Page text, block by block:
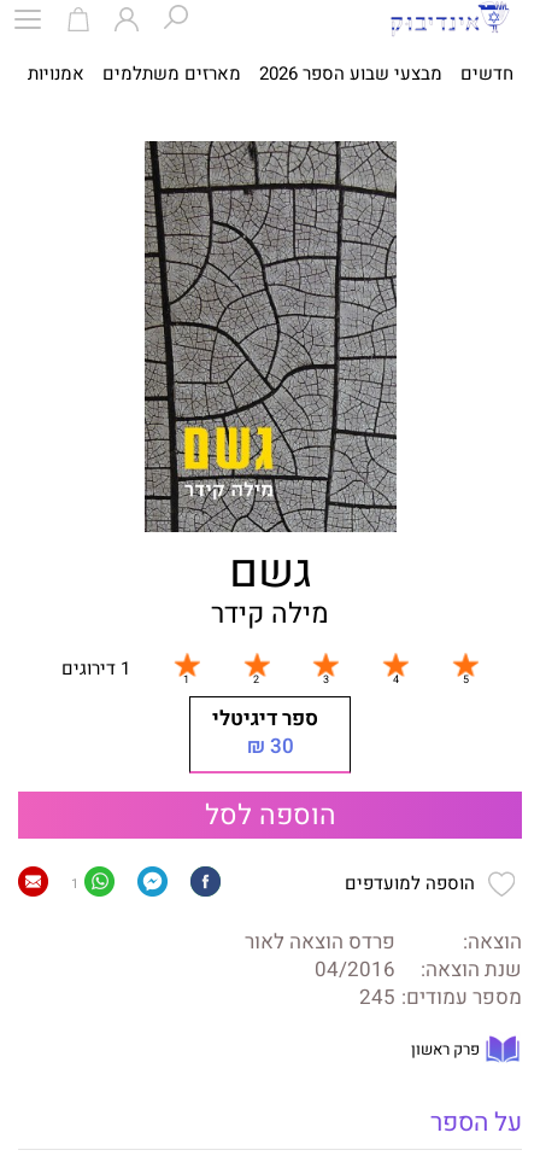
חדשים מבצעי שבוע הספר 2026 מארזים משתלמים אמנויות
גשם
מילה קידר
1 דירוגים
ספר דיגיטלי
30 ₪
הוספה לסל
הוספה למועדפים 1
הוצאה:
פרדס הוצאה לאור
שנת הוצאה:
04/2016
מספר עמודים: 245
פרק ראשון
על הספר